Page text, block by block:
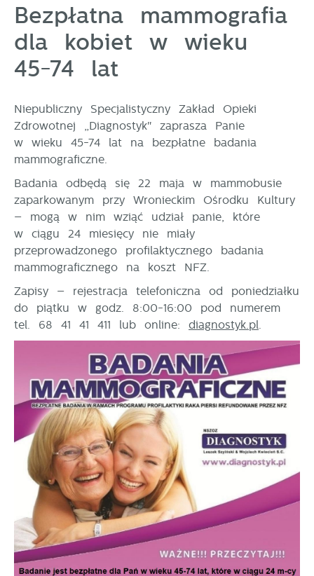
Bezpłatna mammografia
dla kobiet w wieku
45-74 lat
Niepubliczny Specjalistyczny Zakład Opieki
Zdrowotnej „Diagnostyk" zaprasza Panie
w wieku 45-74 lat na bezpłatne badania
mammograficzne.
Badania odbędą się 22 maja w mammobusie
zaparkowanym przy Wronieckim Ośrodku Kultury
– mogą w nim wziąć udział panie, które
w ciągu 24 miesięcy nie miały
przeprowadzonego profilaktycznego badania
mammograficznego na koszt NFZ.
Zapisy – rejestracja telefoniczna od poniedziałku
do piątku w godz. 8:00-16:00 pod numerem
tel. 68 41 41 411 lub online: diagnostyk.pl.
Tego typu pliki cookies umożliwiają stronie
internetowej zapamiętanie wprowadzonych przez Ciebie
ustawień oraz personalizację określonych
funkcjonalności czy prezentowanych treści.
Dzięki tym plikom cookies możemy zapewnić Ci
indywidualnych preferencji. Wyrażenie zgody na
funkcjonalne i personalizacyjne pliki cookies
gwarantuje dostępność większej ilości funkcji na
Więcej
Analityczne
Analityczne pliki cookies pomagają nam rozwijać się
i dostosowywać do Twoich potrzeb.
w zakresie wykorzystywania witryny internetowej,
miejsca oraz częstotliwości, z jaką odwiedzane są
nasze serwisy www. Dane pozwalają nam na ocenę
naszych serwisów internetowych pod względem ich
popularności wśród użytkowników. Zgromadzone
informacje są przetwarzane w formie zanonimizowanej.
Wyrażenie zgody na analityczne pliki cookies
gwarantuje dostępność wszystkich funkcjonalności.
Więcej
Reklamowe
Dzięki reklamowym plikom cookies prezentujemy Ci
najciekawsze informacje i aktualności na stronach
naszych partnerów.
Promocyjne pliki cookies służą do prezentowania Ci
naszych komunikatów na podstawie analizy Twoich
upodobań oraz Twoich zwyczajów dotyczących
przeglądanej witryny internetowej. Treści promocyjne
mogą pojawić się na stronach podmiotów trzecich
lub firm będących naszymi partnerami oraz innych
dostawców usług. Firmy te działają w charakterze
pośredników prezentujących nasze treści w postaci
wiadomości, ofert, komunikatów mediów
społecznościowych.
Więcej